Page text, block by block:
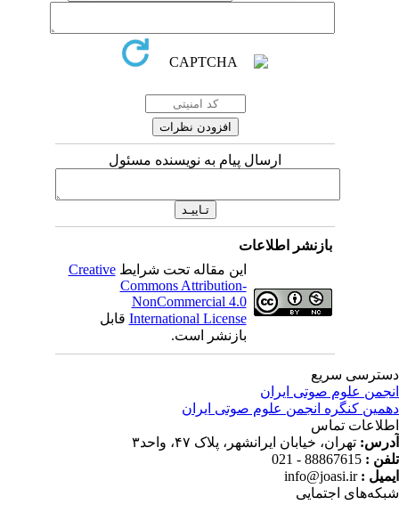
ارسال پیام به نویسنده مسئول
بازنشر اطلاعات
این مقاله تحت شرایطCreative
Commons Attribution-
NonCommercial 4.0
International Licenseقابل
بازنشر است.
سریع
علوم صوتی ایران
کنگره انجمن علوم صوتی ایران
تماس
تهران، خیابان ایرانشهر، پلاک ۴۷، واحد۳
:
88867615 - 021
:
info@joasi.ir
اجتمایی